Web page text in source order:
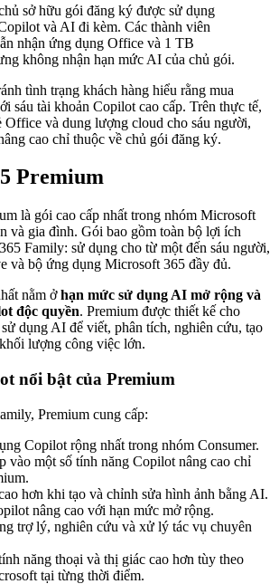
sở hữu gói đăng ký được sử dụng
và AI đi kèm. Các thành viên
nhận ứng dụng Office và 1 TB
không nhận hạn mức AI của chủ gói.
tình trạng khách hàng hiểu rằng mua
sáu tài khoản Copilot cao cấp. Trên thực tế,
Office và dung lượng cloud cho sáu người,
cao chỉ thuộc về chủ gói đăng ký.
Premium
là gói cao cấp nhất trong nhóm Microsoft
và gia đình. Gói bao gồm toàn bộ lợi ích
Family: sử dụng cho từ một đến sáu người,
và bộ ứng dụng Microsoft 365 đầy đủ.
nằm ởhạn mức sử dụng AI mở rộng và
độc quyền. Premium được thiết kế cho
dụng AI để viết, phân tích, nghiên cứu, tạo
lượng công việc lớn.
nổi bật của Premium
Premium cung cấp:
Copilot rộng nhất trong nhóm Consumer.
vào một số tính năng Copilot nâng cao chỉ
hơn khi tạo và chỉnh sửa hình ảnh bằng AI.
nâng cao với hạn mức mở rộng.
trợ lý, nghiên cứu và xử lý tác vụ chuyên
năng thoại và thị giác cao hơn tùy theo
tại từng thời điểm.